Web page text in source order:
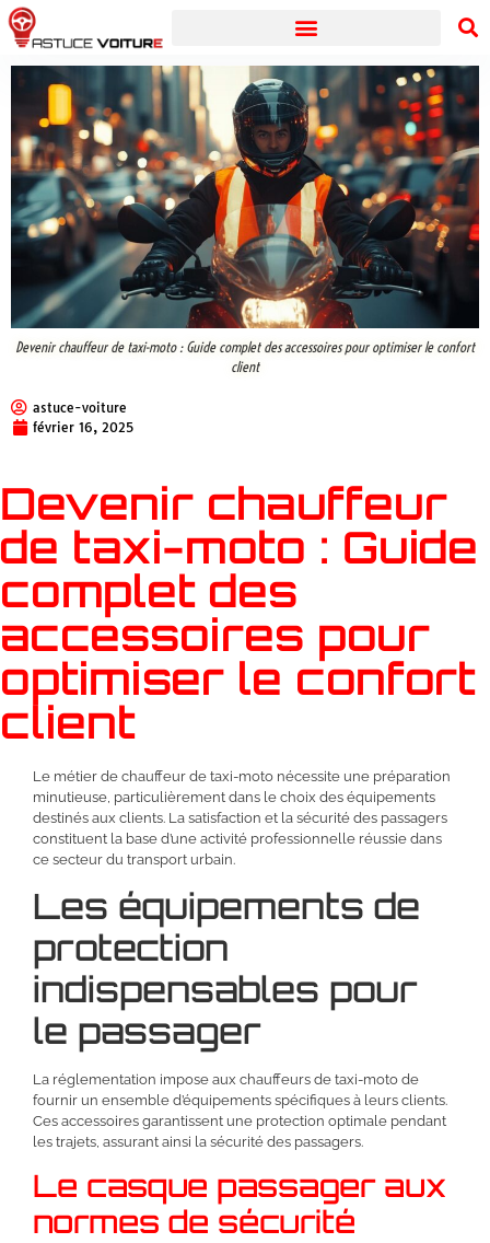
Devenir chauffeur de taxi-moto : Guide complet des accessoires pour optimiser le confort
client
astuce-voiture
février 16, 2025
Devenir chauffeur
de taxi-moto : Guide
complet des
accessoires pour
optimiser le confort
client
Le métier de chauffeur de taxi-moto nécessite une préparation
minutieuse, particulièrement dans le choix des équipements
destinés aux clients. La satisfaction et la sécurité des passagers
constituent la base d’une activité professionnelle réussie dans
ce secteur du transport urbain.
Les équipements de
protection
indispensables pour
le passager
La réglementation impose aux chauffeurs de taxi-moto de
fournir un ensemble d’équipements spécifiques à leurs clients.
Ces accessoires garantissent une protection optimale pendant
les trajets, assurant ainsi la sécurité des passagers.
Le casque passager aux
normes de sécurité